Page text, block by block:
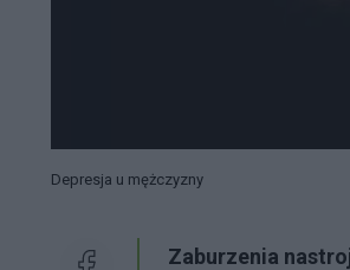
Depresja u mężczyzny
Zaburzenia